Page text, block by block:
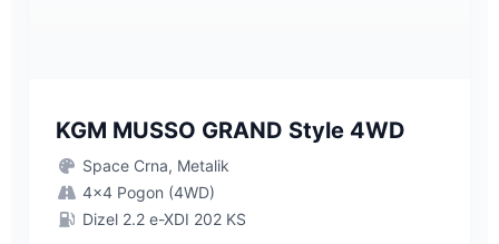
KGM MUSSO GRAND Style 4WD
Space Crna, Metalik
4x4 Pogon (4WD)
Dizel 2.2 e-XDI 202 KS